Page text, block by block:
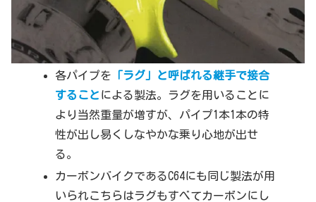
各パイプを 「ラグ」と呼ばれる継手で接合
すること による製法。ラグを用いることに
より当然重量が増すが、パイプ1本1本の特
性が出し易くしなやかな乗り心地が出せ
る。
カーボンバイクであるC64にも同じ製法が用
いられこちらはラグもすべてカーボンにし